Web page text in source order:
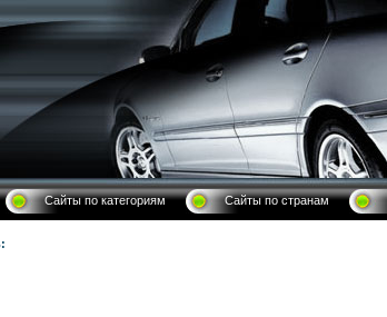
Сайты по категориям Сайты по странам